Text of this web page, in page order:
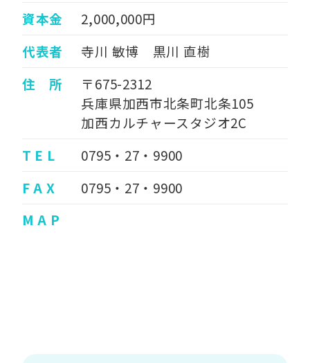
資本金
2,000,000円
代表者
寺川 敏博 黒川 直樹
住 所
〒675-2312
兵庫県加西市北条町北条105
加西カルチャースタジオ2C
T E L
0795・27・9900
F A X
0795・27・9900
M A P